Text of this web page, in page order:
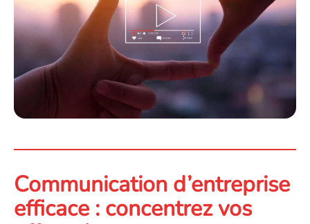
Communication d’entreprise
efficace : concentrez vos